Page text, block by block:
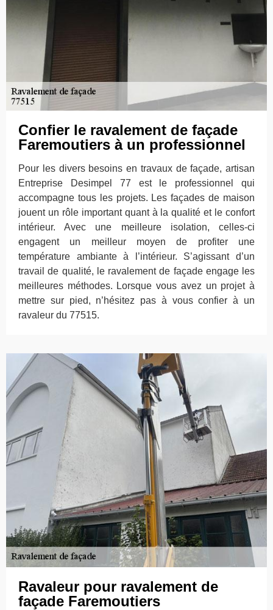
Confier le ravalement de façade
Faremoutiers à un professionnel
Pour les divers besoins en travaux de façade, artisan
Entreprise Desimpel 77 est le professionnel qui
accompagne tous les projets. Les façades de maison
jouent un rôle important quant à la qualité et le confort
intérieur. Avec une meilleure isolation, celles-ci
engagent un meilleur moyen de profiter une
température ambiante à l’intérieur. S’agissant d’un
travail de qualité, le ravalement de façade engage les
meilleures méthodes. Lorsque vous avez un projet à
mettre sur pied, n’hésitez pas à vous confier à un
ravaleur du 77515.
Ravaleur pour ravalement de
façade Faremoutiers